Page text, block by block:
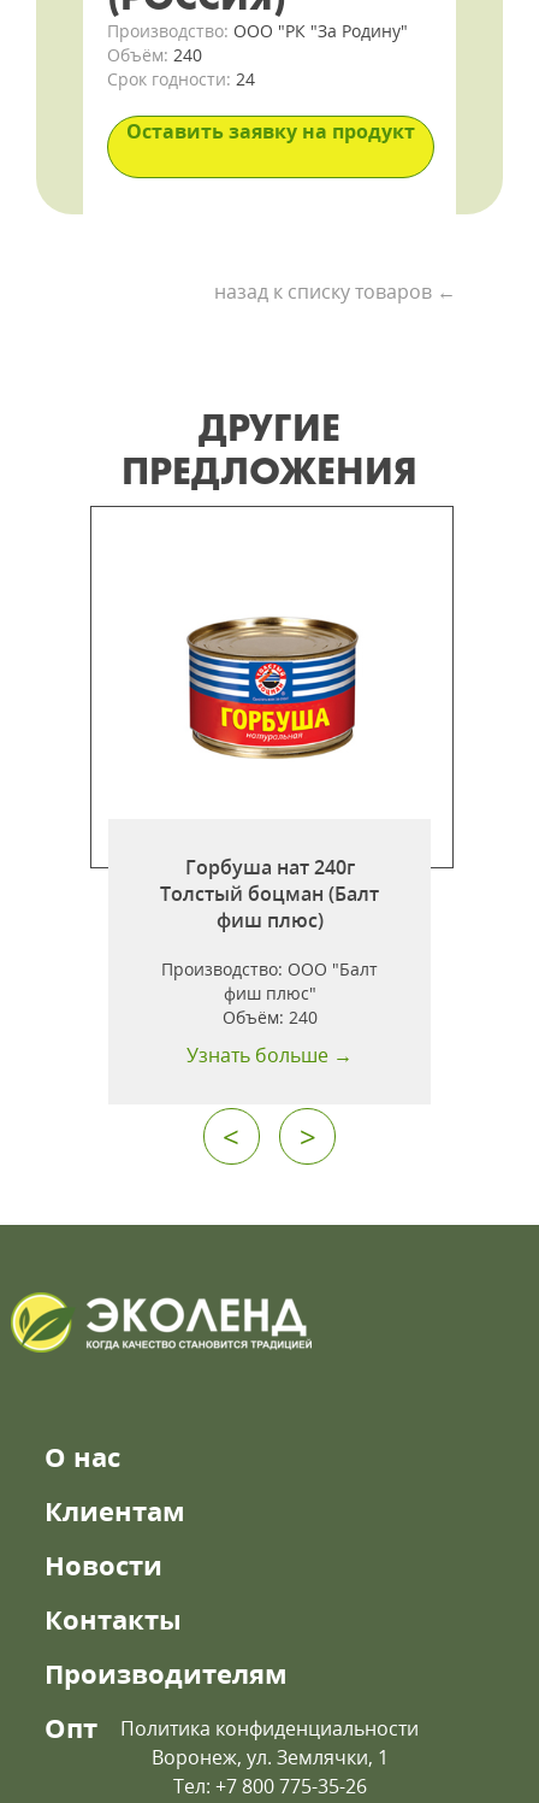
Производство: ООО "РК "За Родину"
Объём: 240
Срок годности: 24
Оставить заявку на продукт
назад к списку товаров ←
ДРУГИЕ
ПРЕДЛОЖЕНИЯ
Горбуша нат 240г
Толстый боцман (Балт
фиш плюс)
Производство: ООО "Балт
фиш плюс"
Объём: 240
Узнать больше →
< >
О нас
Клиентам
Новости
Контакты
Производителям
Опт
Политика конфиденциальности
Воронеж, ул. Землячки, 1
Тел: +7 800 775-35-26